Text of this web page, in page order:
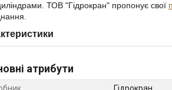
ТОВ "Гідрокран" пропонує свої
атрибути